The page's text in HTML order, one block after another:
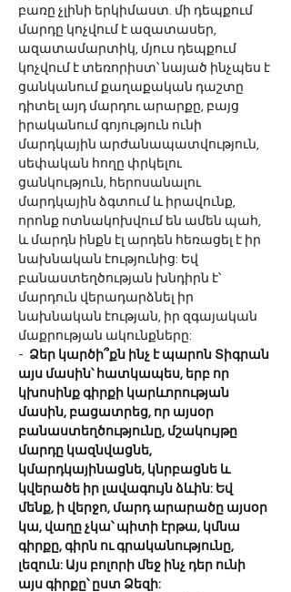
բառը չլինի երկիմաստ. մի դեպքում
մարդը կոչվում է ազատասեր,
ազատամարտիկ, մյուս դեպքում
կոչվում է տեռորիստ՝ նայած ինչպես է
ցանկանում քաղաքական դաշտը
դիտել այդ մարդու արարքը, բայց
իրականում գոյություն ունի
մարդկային արժանապատվություն,
սեփական հողը փրկելու
ցանկություն, հերոսանալու
մարդկային ձգտում և իրավունք,
որոնք ոտնակոխվում են ամեն պահ,
և մարդն ինքն էլ արդեն հեռացել է իր
նախնական էությունից: Եվ
բանաստեղծության խնդիրն է՝
մարդուն վերադարձնել իր
նախնական էության, իր զգայական
մաքրության ակունքները:
- Ձեր կարծի՞քն ինչ է պարոն Տիգրան
այս մասին՝ հատկապես, երբ որ
կխոսինք գիրքի կարևորության
մասին, բացատրեց, որ այսօր
բանաստեղծությունը, մշակույթը
մարդը կազնվացնե,
կմարդկայինացնե, կնրբացնե և
կվերածե իր լավագույն ձևին: Եվ
մենք, ի վերջո, մարդ արարածը այսօր
կա, վաղը չկա՝ պիտի էրթա, կմնա
գիրքը, գիրն ու գրականությունը,
լեզուն: Այս բոլորի մեջ ինչ դեր ունի
այս գիրքը՝ ըստ Ձեզի: